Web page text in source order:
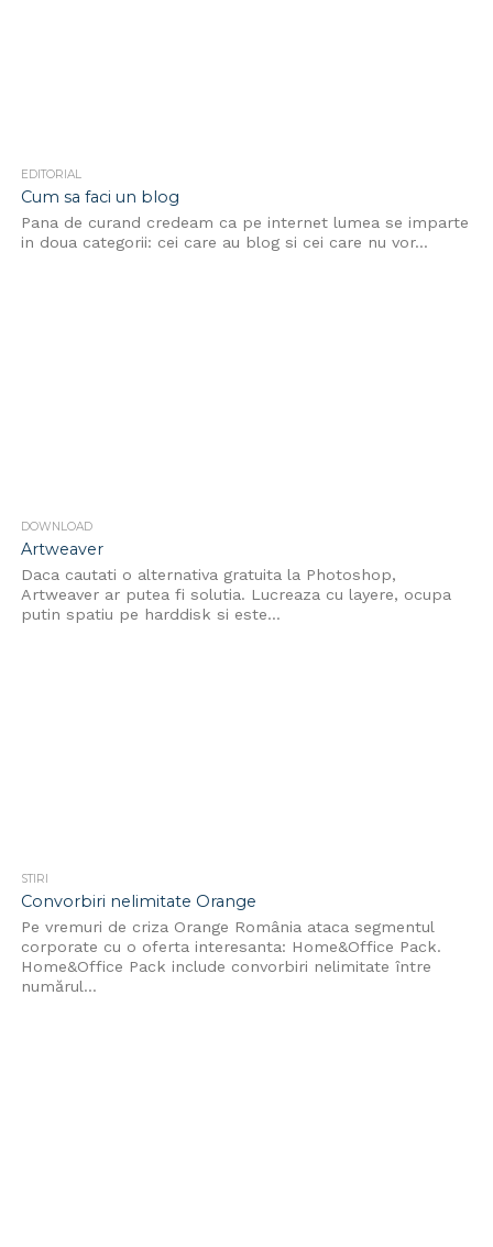
EDITORIAL
Cum sa faci un blog
Pana de curand credeam ca pe internet lumea se imparte
in doua categorii: cei care au blog si cei care nu vor...
DOWNLOAD
Artweaver
Daca cautati o alternativa gratuita la Photoshop,
Artweaver ar putea fi solutia. Lucreaza cu layere, ocupa
putin spatiu pe harddisk si este...
STIRI
Convorbiri nelimitate Orange
Pe vremuri de criza Orange România ataca segmentul
corporate cu o oferta interesanta: Home&Office Pack.
Home&Office Pack include convorbiri nelimitate între
numărul...